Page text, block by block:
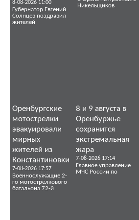
8-08-2026 11:00
Губернатор Евгений
Солнцев поздравил
жителей
Никельщиков
Оренбургские
мотострелки
эвакуировали
мирных
жителей из
Константиновки
7-08-2026 17:57
Военнослужащие 2-
го мотострелкового
батальона 72-й
8 и 9 августа в
Оренбуржье
сохранится
экстремальная
жара
7-08-2026 17:14
Главное управление
МЧС России по